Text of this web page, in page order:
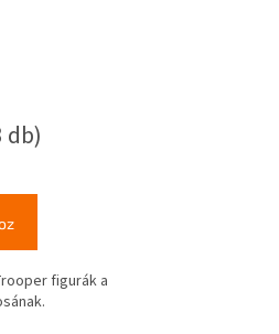
db)
figurák a